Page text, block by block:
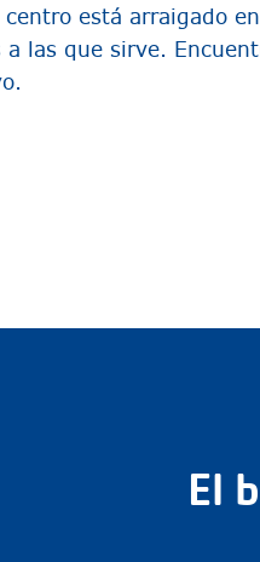
centro está arraigado
a las que sirve.
El